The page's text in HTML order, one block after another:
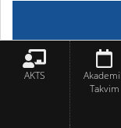
AKTS
Takvim